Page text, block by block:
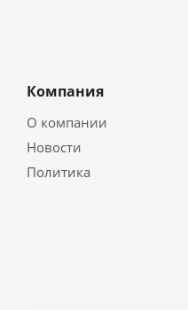
Компания
О компании
Новости
Политика